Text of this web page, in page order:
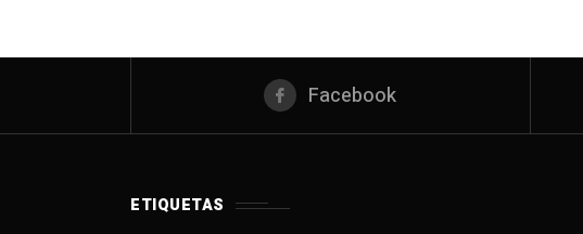
Facebook
ETIQUETAS